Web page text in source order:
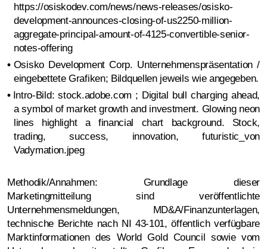
https://osiskodev.com/news/news-releases/osisko-
development-announces-closing-of-us2250-million-
aggregate-principal-amount-of-4125-convertible-senior-
notes-offering
• Osisko Development Corp. Unternehmenspräsentation /
eingebettete Grafiken; Bildquellen jeweils wie angegeben.
• Intro-Bild: stock.adobe.com ; Digital bull charging ahead,
a symbol of market growth and investment. Glowing neon
lines highlight a financial chart background. Stock,
trading, success, innovation, futuristic_von
Vadymation.jpeg
Methodik/Annahmen: Grundlage dieser
Marketingmitteilung sind veröffentlichte
Unternehmensmeldungen, MD&A/Finanzunterlagen,
technische Berichte nach NI 43-101, öffentlich verfügbare
Marktinformationen des World Gold Council sowie vom